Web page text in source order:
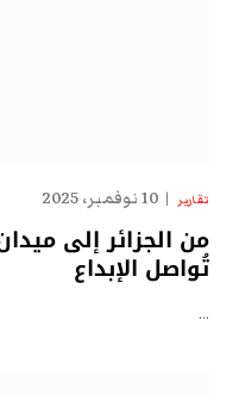
تقارير 10 نوفمبر، 2025
من الجزائر إلى
تُواصل الإبداع
…